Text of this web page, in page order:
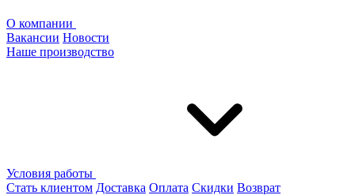
О компании
Вакансии Новости
Наше производство
Условия работы
Стать клиентом Доставка Оплата Скидки Возврат